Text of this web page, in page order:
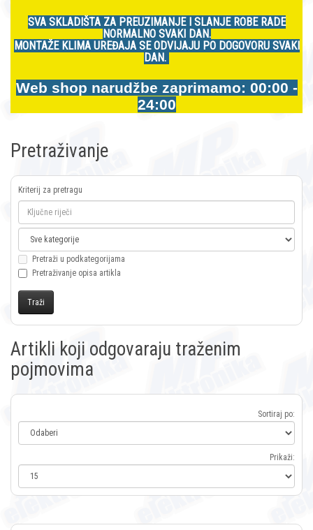
SVA SKLADIŠTA ZA PREUZIMANJE I SLANJE ROBE RADE
NORMALNO SVAKI DAN.
MONTAŽE KLIMA UREĐAJA SE ODVIJAJU PO DOGOVORU SVAKI
DAN.
Web shop narudžbe zaprimamo: 00:00 -
24:00
Pretraživanje
Kriterij za pretragu
Pretraži u podkategorijama
Pretraživanje opisa artikla
Artikli koji odgovaraju traženim
pojmovima
Sortiraj po:
Prikaži: